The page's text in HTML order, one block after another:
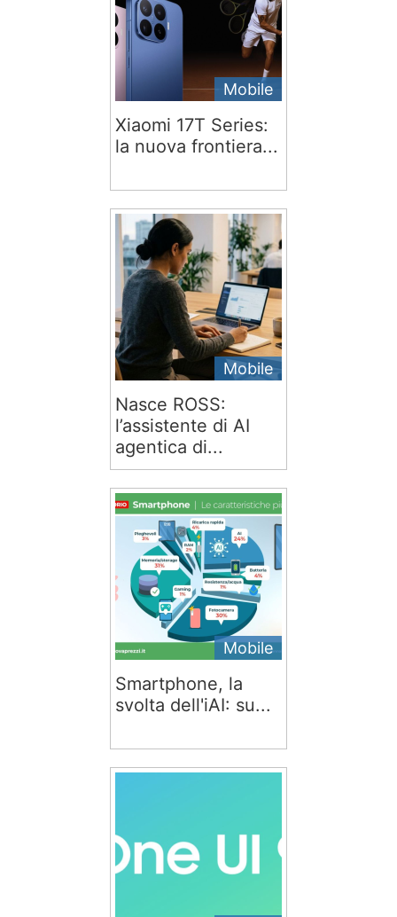
Mobile
Xiaomi 17T Series:
la nuova frontiera...
Mobile
Nasce ROSS:
l’assistente di AI
agentica di...
Mobile
Smartphone, la
svolta dell'iAI: su...